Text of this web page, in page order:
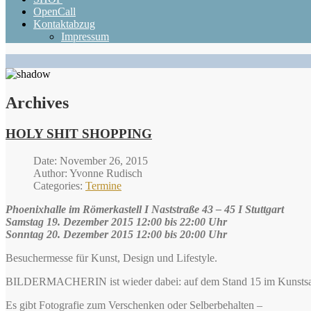
OpenCall
Kontaktabzug
Impressum
Archives
HOLY SHIT SHOPPING
Date: November 26, 2015
Author: Yvonne Rudisch
Categories: Termine
Phoenixhalle im Römerkastell I Naststraße 43 – 45 I Stuttgart
Samstag 19. Dezember 2015 12:00 bis 22:00 Uhr
Sonntag 20. Dezember 2015 12:00 bis 20:00 Uhr
Besuchermesse für Kunst, Design und Lifestyle.
BILDERMACHERIN ist wieder dabei: auf dem Stand 15 im
Es gibt Fotografie zum Verschenken oder Selberbehalten –